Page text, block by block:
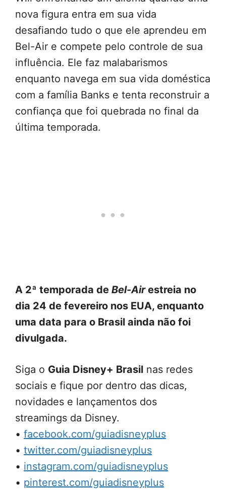
nova figura entra em sua vida
desafiando tudo o que ele aprendeu em
Bel-Air e compete pelo controle de sua
influência. Ele faz malabarismos
enquanto navega em sua vida doméstica
com a família Banks e tenta reconstruir a
confiança que foi quebrada no final da
última temporada.
A 2ª temporada de Bel-Airestreia no
dia 24 de fevereiro nos EUA, enquanto
uma data para o Brasil ainda não foi
divulgada.
Siga o Guia Disney+ Brasil nas redes
sociais e fique por dentro das dicas,
novidades e lançamentos dos
streamings da Disney.
• facebook.com/guiadisneyplus
• twitter.com/guiadisneyplus
• instagram.com/guiadisneyplus
• pinterest.com/guiadisneyplus